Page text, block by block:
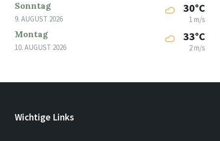
Sonntag
9. AUGUST 2026
30°C
1 m/s
Montag
10. AUGUST 2026
33°C
2 m/s
Wichtige Links